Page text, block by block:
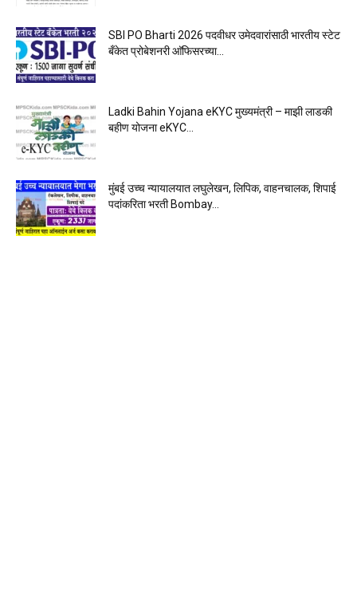
SBI PO Bharti 2026 पदवीधर उमेदवारांसाठी भारतीय स्टेट
बँकेत प्रोबेशनरी आ‍ॅफिसरच्या...
Ladki Bahin Yojana eKYC मुख्यमंत्री – माझी लाडकी
बहीण योजना eKYC...
मुंबई उच्च न्यायालयात लघुलेखन, लिपिक, वाहनचालक, शिपाई
पदांकरिता भरती Bombay...